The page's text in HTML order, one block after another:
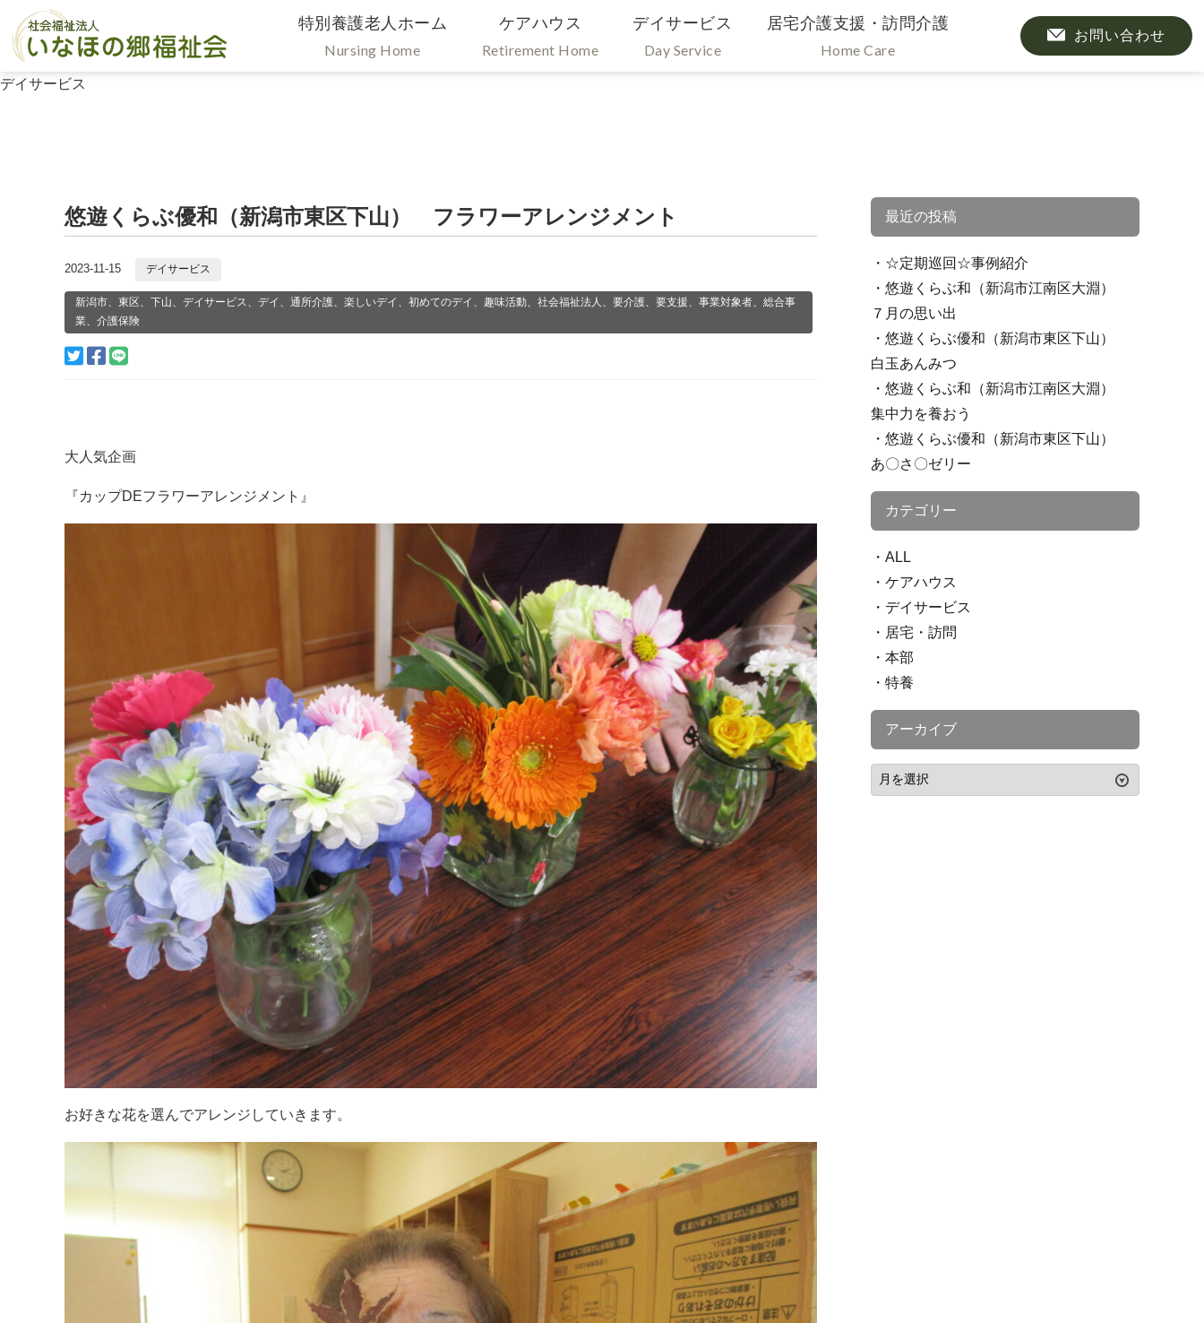
特別養護老人ホーム
Nursing Home
ケアハウス
Retirement Home
デイサービス
Day Service
居宅介護支援・訪問介護
Home Care
お問い合わせ
デイサービス
悠遊くらぶ優和（新潟市東区下山） フラワーアレンジメント
2023-11-15 デイサービス
新潟市、東区、下山、デイサービス、デイ、通所介護、楽しいデイ、初めてのデイ、趣味活動、社会福祉法人、要介護、要支援、事業対象者、総合事
業、介護保険
大人気企画
『カップDEフラワーアレンジメント』
お好きな花を選んでアレンジしていきます。
最近の投稿
☆定期巡回☆事例紹介
悠遊くらぶ和（新潟市江南区大淵）
７月の思い出
悠遊くらぶ優和（新潟市東区下山）
白玉あんみつ
悠遊くらぶ和（新潟市江南区大淵）
集中力を養おう
悠遊くらぶ優和（新潟市東区下山）
あ〇さ〇ゼリー
カテゴリー
ALL
ケアハウス
デイサービス
居宅・訪問
本部
特養
アーカイブ